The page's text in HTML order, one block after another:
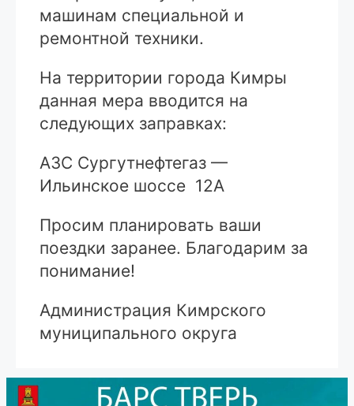
машинам специальной и
ремонтной техники.
На территории города Кимры
данная мера вводится на
следующих заправках:
АЗС Сургутнефтегаз —
Ильинское шоссе 12А
Просим планировать ваши
поездки заранее. Благодарим за
понимание!
Администрация Кимрского
муниципального округа